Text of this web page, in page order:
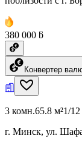
380 000 ƃ
Конвертер
3 комн.65.8 м²1/
г. Минск, ул.